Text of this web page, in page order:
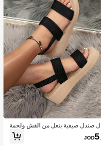
صندل صيفية بنعل من القش ولحمة
بطبعات شريطية، صندل كعب للا
JOD5